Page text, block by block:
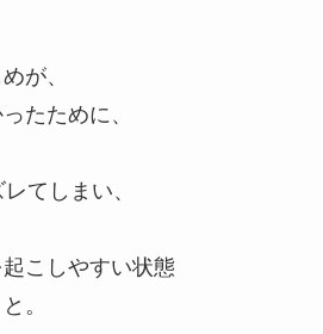
が、
たために、
てしまい、
こしやすい状態
。